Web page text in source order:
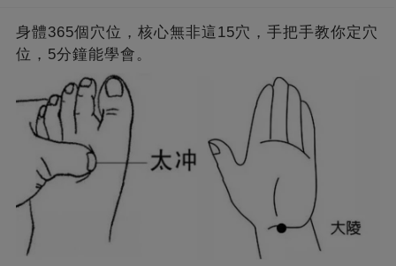
身體365個穴位，核心無非這15穴，手把手教你定穴
位，5分鐘能學會。